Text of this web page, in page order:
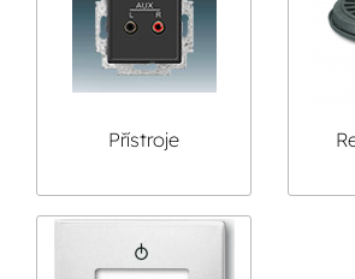
Přístroje
Linear